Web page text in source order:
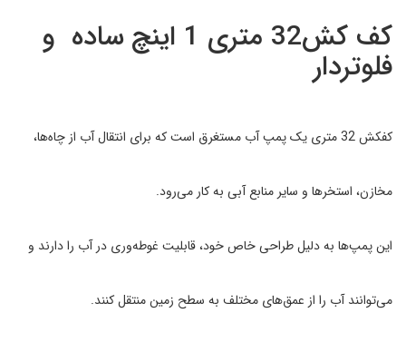
کف کش32 متری 1 اینچ ساده و
فلوتردار
کفکش 32 متری یک پمپ آب مستغرق است که برای انتقال آب از چاه‌ها،
مخازن، استخرها و سایر منابع آبی به کار می‌رود.
این پمپ‌ها به دلیل طراحی خاص خود، قابلیت غوطه‌وری در آب را دارند و
می‌توانند آب را از عمق‌های مختلف به سطح زمین منتقل کنند.